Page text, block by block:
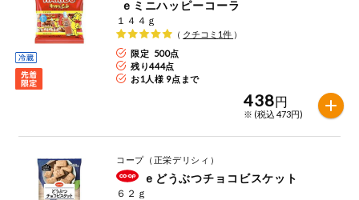
ｅミニハッピーコーラ
１４４ｇ
（ クチコミ 1件 ）
限定 500点
残り444点
お1人様 9点まで
438円
※ (税込 473円)
コープ（正栄デリシィ）
ｅどうぶつチョコビスケット
６２ｇ